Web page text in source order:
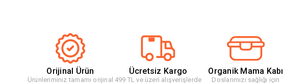
Orijinal Ürün
Ürünleriminiz tamamı orijinal
Ücretsiz Kargo
499 TL ve üzeri alışverişlerde
Organik Mama Kabı
Doslarımızı sağlığı için